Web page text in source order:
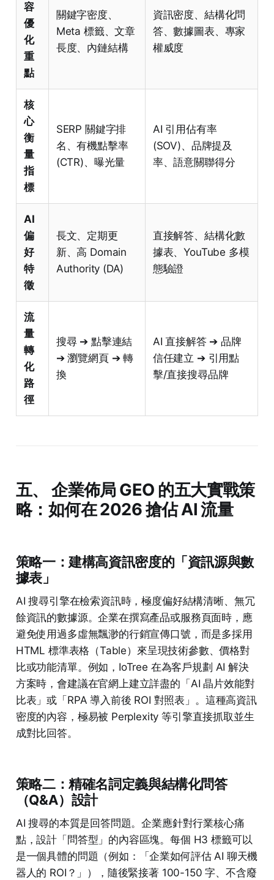
容
優
化
重
點
關鍵字密度、
Meta 標籤、文章
長度、內鏈結構
資訊密度、結構化問
答、數據圖表、專家
權威度
核
心
衡
量
指
標
SERP 關鍵字排
名、有機點擊率
(CTR)、曝光量
AI 引用佔有率
(SOV)、品牌提及
率、語意關聯得分
AI
偏
好
特
徵
長文、定期更
新、高 Domain
Authority (DA)
直接解答、結構化數
據表、YouTube 多模
態驗證
流
量
轉
化
路
徑
搜尋 ➔ 點擊連結
➔ 瀏覽網頁 ➔ 轉
換
AI 直接解答 ➔ 品牌
信任建立 ➔ 引用點
擊/直接搜尋品牌
五、 企業佈局 GEO 的五大實戰策
略：如何在 2026 搶佔 AI 流量
策略一：建構高資訊密度的「資訊源與數
據表」
AI 搜尋引擎在檢索資訊時，極度偏好結構清晰、無冗
餘資訊的數據源。企業在撰寫產品或服務頁面時，應
避免使用過多虛無飄渺的行銷宣傳口號，而是多採用
HTML 標準表格（Table）來呈現技術參數、價格對
比或功能清單。例如，IoTree 在為客戶規劃 AI 解決
方案時，會建議在官網上建立詳盡的「AI 晶片效能對
比表」或「RPA 導入前後 ROI 對照表」。這種高資訊
密度的內容，極易被 Perplexity 等引擎直接抓取並生
成對比回答。
策略二：精確名詞定義與結構化問答
（Q&A）設計
AI 搜尋的本質是回答問題。企業應針對行業核心痛
點，設計「問答型」的內容區塊。每個 H3 標籤可以
是一個具體的問題（例如：「企業如何評估 AI 聊天機
器人的 ROI？」），隨後緊接著 100-150 字、不含廢